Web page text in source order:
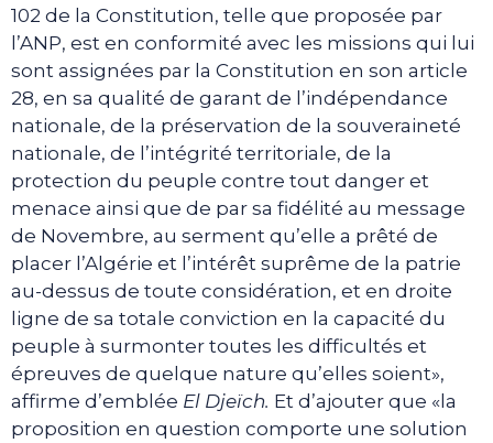
102 de la Constitution, telle que proposée par
l’ANP, est en conformité avec les missions qui lui
sont assignées par la Constitution en son article
28, en sa qualité de garant de l’indépendance
nationale, de la préservation de la souveraineté
nationale, de l’intégrité territoriale, de la
protection du peuple contre tout danger et
menace ainsi que de par sa fidélité au message
de Novembre, au serment qu’elle a prêté de
placer l’Algérie et l’intérêt suprême de la patrie
au-dessus de toute considération, et en droite
ligne de sa totale conviction en la capacité du
peuple à surmonter toutes les difficultés et
épreuves de quelque nature qu’elles soient»,
affirme d’emblée El Djeïch. Et d’ajouter que «la
proposition en question comporte une solution